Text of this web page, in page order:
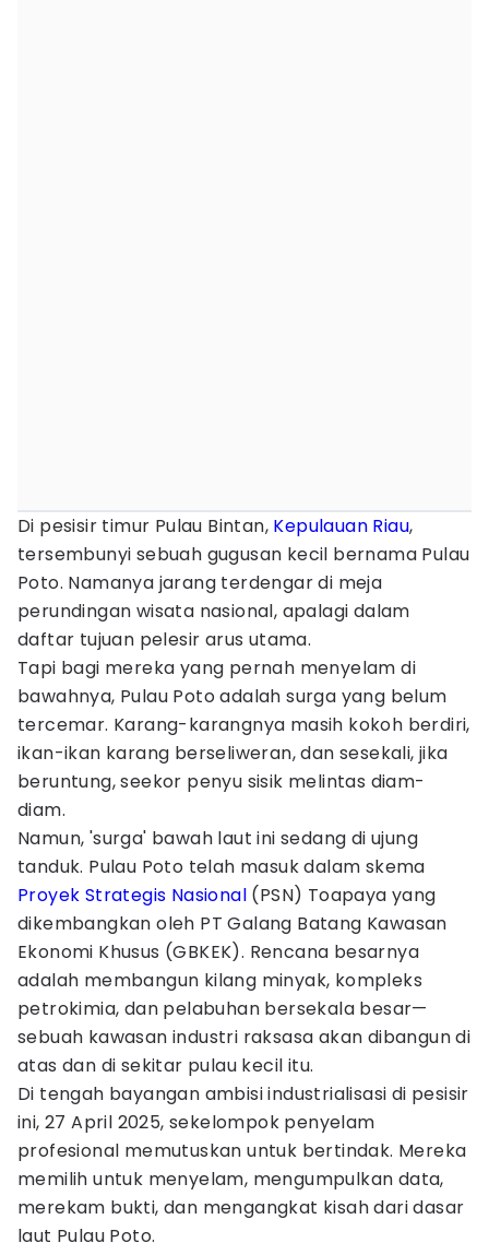
Di pesisir timur Pulau Bintan, Kepulauan Riau,
tersembunyi sebuah gugusan kecil bernama Pulau
Poto. Namanya jarang terdengar di meja
perundingan wisata nasional, apalagi dalam
daftar tujuan pelesir arus utama.
Tapi bagi mereka yang pernah menyelam di
bawahnya, Pulau Poto adalah surga yang belum
tercemar. Karang-karangnya masih kokoh berdiri,
ikan-ikan karang berseliweran, dan sesekali, jika
beruntung, seekor penyu sisik melintas diam-
diam.
Namun, 'surga' bawah laut ini sedang di ujung
tanduk. Pulau Poto telah masuk dalam skema
Proyek Strategis Nasional (PSN) Toapaya yang
dikembangkan oleh PT Galang Batang Kawasan
Ekonomi Khusus (GBKEK). Rencana besarnya
adalah membangun kilang minyak, kompleks
petrokimia, dan pelabuhan bersekala besar—
sebuah kawasan industri raksasa akan dibangun di
atas dan di sekitar pulau kecil itu.
Di tengah bayangan ambisi industrialisasi di pesisir
ini, 27 April 2025, sekelompok penyelam
profesional memutuskan untuk bertindak. Mereka
memilih untuk menyelam, mengumpulkan data,
merekam bukti, dan mengangkat kisah dari dasar
laut Pulau Poto.